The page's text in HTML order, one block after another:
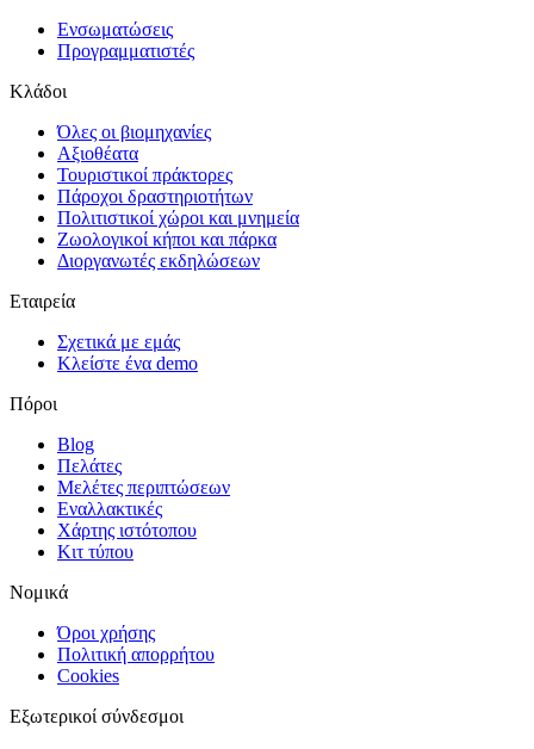
Ενσωματώσεις
Προγραμματιστές
Κλάδοι
Όλες οι βιομηχανίες
Αξιοθέατα
Τουριστικοί πράκτορες
Πάροχοι δραστηριοτήτων
Πολιτιστικοί χώροι και μνημεία
Ζωολογικοί κήποι και πάρκα
Διοργανωτές εκδηλώσεων
Εταιρεία
Σχετικά με εμάς
Κλείστε ένα demo
Πόροι
Blog
Πελάτες
Μελέτες περιπτώσεων
Εναλλακτικές
Χάρτης ιστότοπου
Κιτ τύπου
Νομικά
Όροι χρήσης
Πολιτική απορρήτου
Cookies
Εξωτερικοί σύνδεσμοι